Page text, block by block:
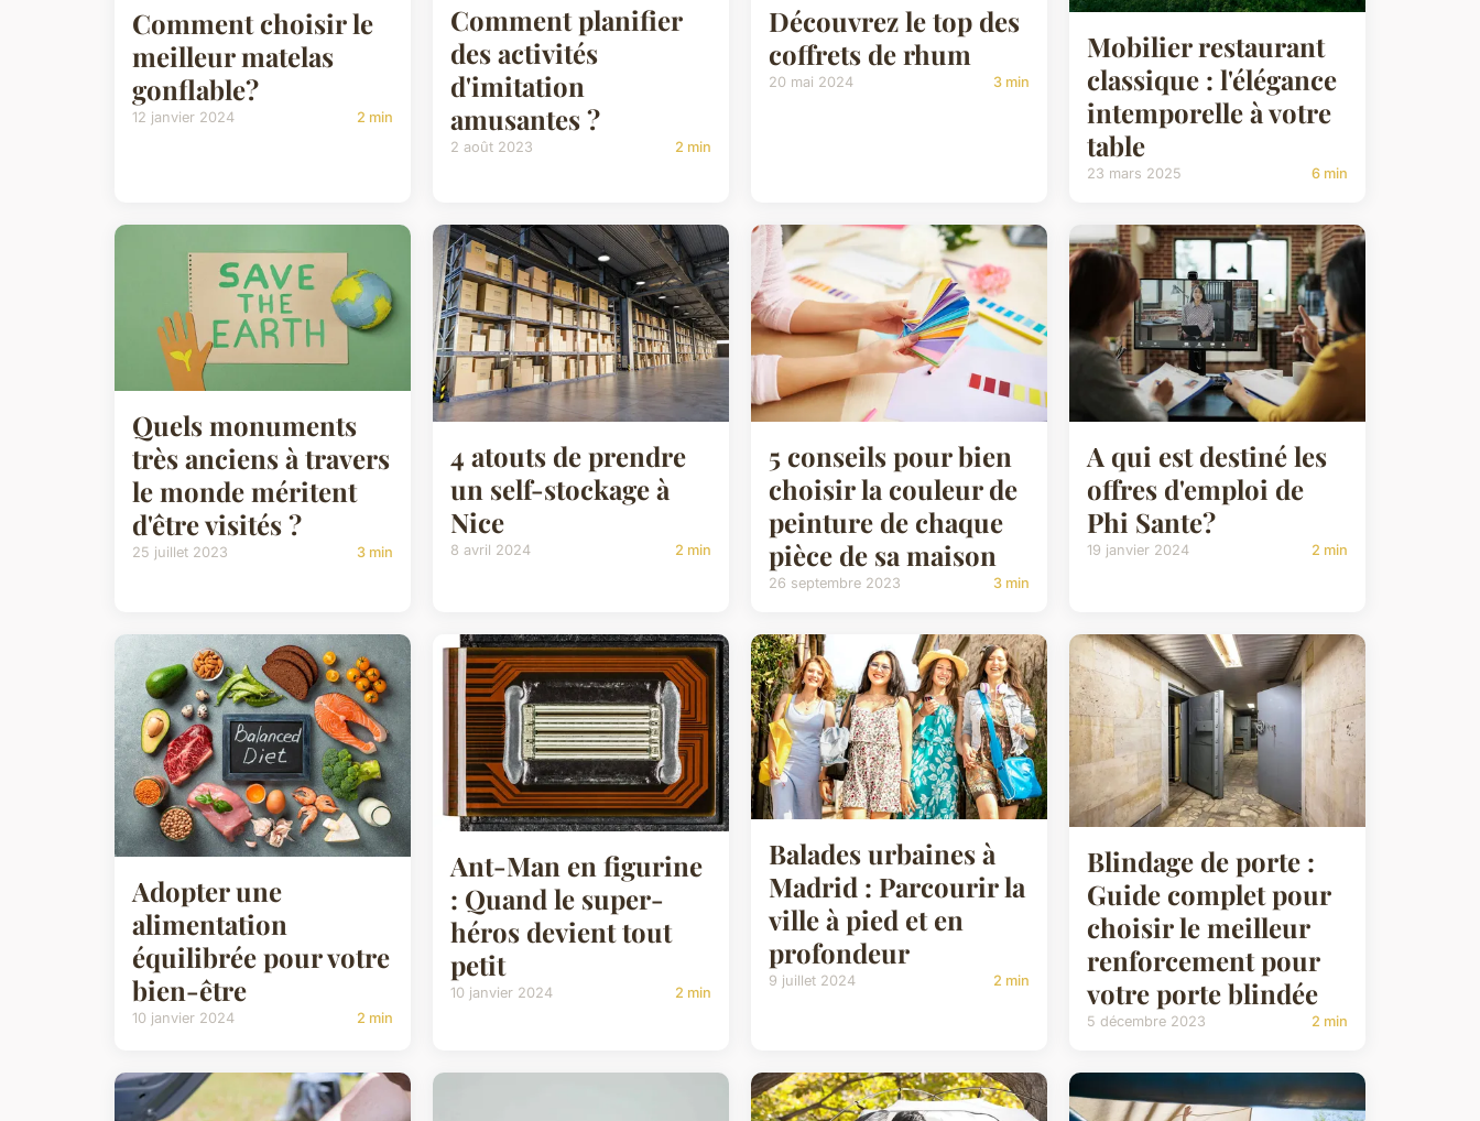
Comment choisir le
meilleur matelas
gonflable?
12 janvier 2024 2 min
Comment planifier
des activités
d'imitation
amusantes ?
2 août 2023 2 min
Découvrez le top des
coffrets de rhum
20 mai 2024 3 min
Mobilier restaurant
classique : l'élégance
intemporelle à votre
table
23 mars 2025 6 min
Quels monuments
très anciens à travers
le monde méritent
d'être visités ?
25 juillet 2023 3 min
4 atouts de prendre
un self-stockage à
Nice
8 avril 2024 2 min
5 conseils pour bien
choisir la couleur de
peinture de chaque
pièce de sa maison
26 septembre 2023 3 min
A qui est destiné les
offres d'emploi de
Phi Sante?
19 janvier 2024 2 min
Adopter une
alimentation
équilibrée pour votre
bien-être
10 janvier 2024 2 min
Ant-Man en figurine
: Quand le super-
héros devient tout
petit
10 janvier 2024 2 min
Balades urbaines à
Madrid : Parcourir la
ville à pied et en
profondeur
9 juillet 2024 2 min
Blindage de porte :
Guide complet pour
choisir le meilleur
renforcement pour
votre porte blindée
5 décembre 2023 2 min